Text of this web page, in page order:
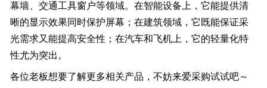
幕墙、交通工具窗户等领域。在智能设备上，它能提供清
晰的显示效果同时保护屏幕；在建筑领域，它既能保证采
光需求又能提高安全性；在汽车和飞机上，它的轻量化特
性尤为突出。
各位老板想要了解更多相关产品，不妨来爱采购试试吧～